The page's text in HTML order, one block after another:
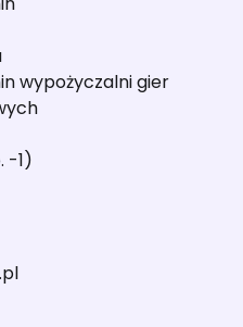
wypożyczalni gier
-1)